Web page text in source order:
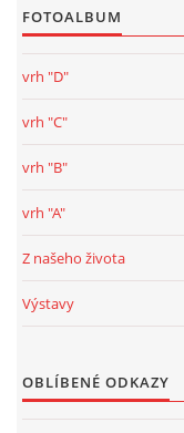
FOTOALBUM
vrh "D"
vrh "C"
vrh "B"
vrh "A"
Z našeho života
Výstavy
OBLÍBENÉ ODKAZY